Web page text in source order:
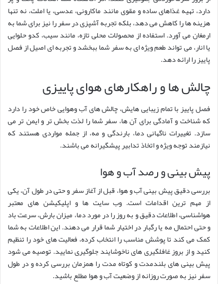
دارد، تهیه غذاهای ساده و مقوی مانند ماکارونی، عدسی، یا املت، نه تنها
هزینه ها را کاهش می دهد، بلکه تجربه آشپزی در سفر را نیز برای شما به
ارمغان می آورد. استفاده از محصولات محلی تازه، مانند سیب، کدو حلوایی
یا انار، می تواند طعم ویژه ای به سفر شما ببخشد و تجربه ای اصیل از فصل
پاییز را ارائه دهد.
چالش ها و راهکارهای هوای پاییزی
فصل پاییز با تمام زیبایی هایش، چالش های آب وهوایی خاص خود را دارد
که شناخت و آمادگی برای آن ها، سفر شما را لذت بخش تر و ایمن تر می
سازد. تغییرات ناگهانی دما، بارندگی و مه، از جمله مواردی هستند که
نیازمند توجه ویژه و اتخاذ تدابیر پیشگیرانه می باشند.
پیش بینی و رصد آب و هوا
بررسی دقیق پیش بینی آب و هوا، قبل از آغاز سفر و حتی در طول آن، یکی
از مهم ترین اقدامات است. وب سایت ها و اپلیکیشن های معتبر
هواشناسی، اطلاعات دقیق و به روز را در مورد دما، میزان بارش، سرعت باد
و حتی احتمال مه یا رگبار در اختیار شما قرار می دهند. این اطلاعات به شما
کمک می کند تا پوشش مناسب را انتخاب کرده، فعالیت های خود را تنظیم
کنید و از بروز غافلگیری های ناخوشایند جلوگیری نمایید. توصیه می شود
پیش بینی های بلندمدت و کوتاه مدت را همزمان بررسی کرده و در طول
سفر نیز به صورت روزانه از وضعیت آب و هوا مطلع باشید.